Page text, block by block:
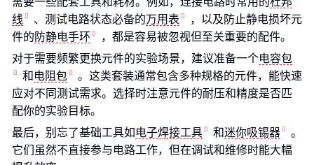
线
、测试电路状态必备的万用表
，以及防止静电损坏元
件的 防静电手环
，都是容易被忽视但至关重要的配件。
对于需要频繁更换元件的实验场景，建议准备一个电容包
和 电阻包
。这类套装通常包含多种规格的元件，能快速
应对不同测试需求。选择时注意元件的耐压和精度是否匹
配你的实验目标。
最后，别忘了基础工具如 电子焊接工具 和迷你吸锡器
。
它们虽然不直接参与电路工作，但在调试和维修时能大幅